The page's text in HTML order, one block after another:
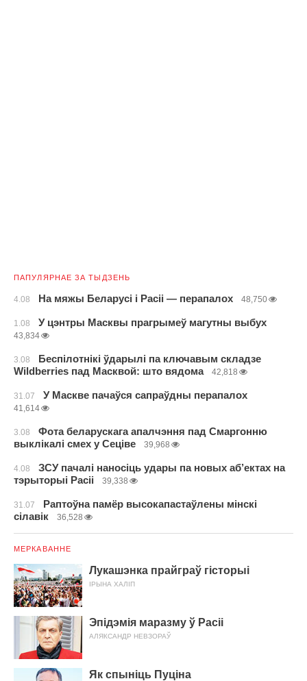
ПАПУЛЯРНАЕ ЗА ТЫДЗЕНЬ
4.08 На мяжы Беларусі і Расіі — перапалох 48,750
1.08 У цэнтры Масквы прагрымеў магутны выбух
43,834
3.08
Беспілотнікі ўдарылі па ключавым складзе
Wildberries пад Масквой: што вядома
42,818
31.07 У Маскве пачаўся сапраўдны перапалох
41,614
3.08
Фота беларускага апалчэння пад Смаргонню
выклікалі смех у Сеціве
39,968
4.08
ЗСУ пачалі наносіць удары па новых аб’ектах на
тэрыторыі Расіі
39,338
31.07
Раптоўна памёр высокапастаўлены мінскі
сілавік
36,528
МЕРКАВАННЕ
Лукашэнка прайграў гісторыі
ІРЫНА ХАЛІП
Эпідэмія маразму ў Расіі
АЛЯКСАНДР НЕВЗОРАЎ
Як спыніць Пуціна